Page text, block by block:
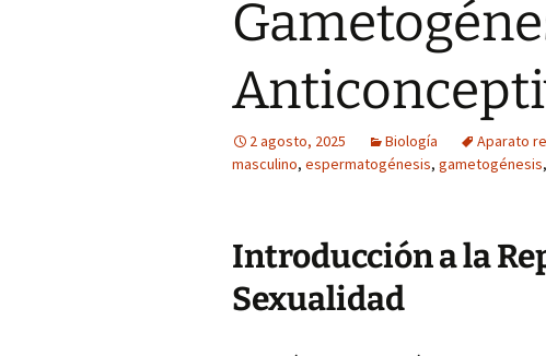
2 agosto, 2025 Biología Aparato
masculino, espermatogénesis, gametogénesis,
Introducción a la
Sexualidad